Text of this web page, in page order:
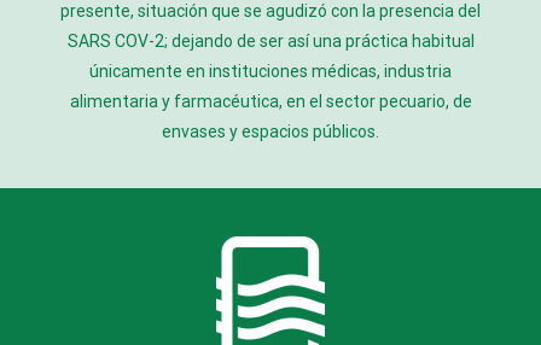
presente, situación que se agudizó con la presencia del
SARS COV-2; dejando de ser así una práctica habitual
únicamente en instituciones médicas, industria
alimentaria y farmacéutica, en el sector pecuario, de
envases y espacios públicos.